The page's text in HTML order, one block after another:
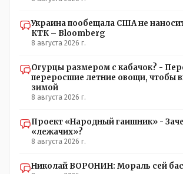
Украина пообещала США не
КТК – Bloomberg
8 августа 2026 г.
Огурцы размером с кабачок? -
переросшие летние овощи, чтобы
зимой
8 августа 2026 г.
Проект «Народный гаишник» -
«лежачих»?
8 августа 2026 г.
Николай ВОРОНИН: Мораль сей